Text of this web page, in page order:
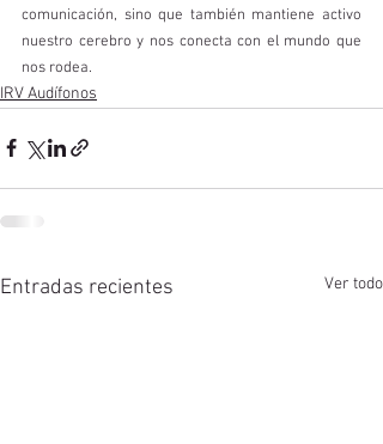
comunicación, sino que también mantiene activo
nuestro cerebro y nos conecta con el mundo que
nos rodea.
IRV Audífonos
Entradas recientes Ver todo